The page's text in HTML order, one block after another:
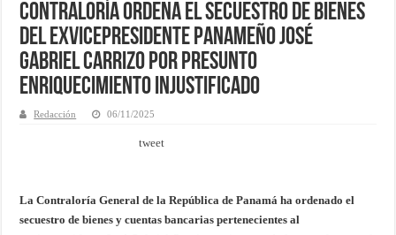
Contraloría ordena el secuestro de bienes
del exvicepresidente panameño José
Gabriel Carrizo por presunto
enriquecimiento injustificado
Redacción 06/11/2025
tweet
La Contraloría General de la República de Panamá ha ordenado el
secuestro de bienes y cuentas bancarias pertenecientes al